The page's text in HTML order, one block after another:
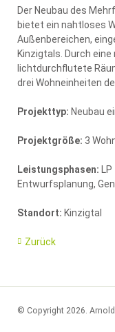
Der Neubau des
bietet ein nahtloses
Außenbereichen,
Kinzigtals. Durch
lichtdurchflutete
drei Wohneinheiten
Projekttyp: Neubau
Projektgröße: 3
Leistungsphasen:
Entwurfsplanung,
Standort: Kinzigtal
Zurück
© Copyright 2026.